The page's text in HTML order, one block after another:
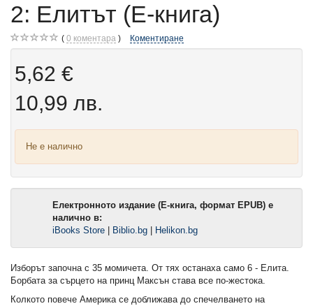
2: Елитът (Е-книга)
0 коментара Коментиране
5,62 €
10,99 лв.
Не е налично
Електронното издание (Е-книга, формат EPUB) е
налично в:
iBooks Store
Biblio.bg Helikon.bg
Изборът започна с 35 момичета. От тях останаха само 6 - Елита.
Борбата за сърцето на принц Максън става все по-жестока.
Колкото повече Америка се доближава до спечелването на